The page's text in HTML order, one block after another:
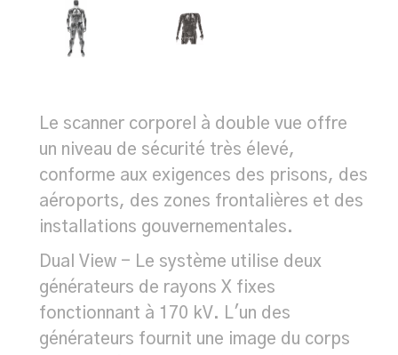
Le scanner corporel à double vue offre
un niveau de sécurité très élevé,
conforme aux exigences des prisons, des
aéroports, des zones frontalières et des
installations gouvernementales.
Dual View - Le système utilise deux
générateurs de rayons X fixes
fonctionnant à 170 kV. L'un des
générateurs fournit une image du corps